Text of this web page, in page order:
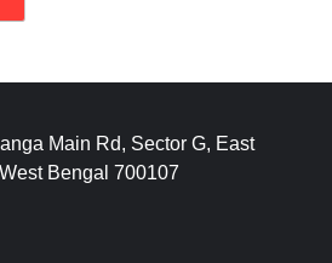
Main Rd, Sector G, East
Bengal 700107